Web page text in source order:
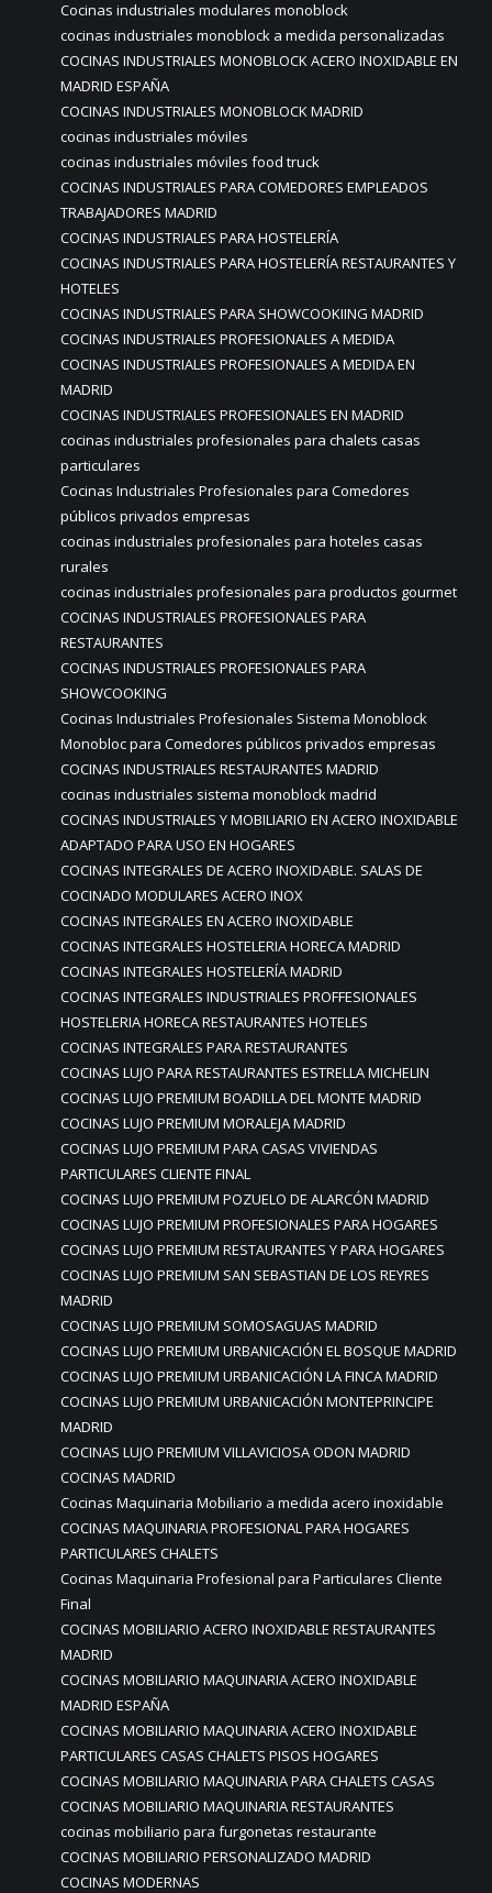
Cocinas industriales modulares monoblock
cocinas industriales monoblock a medida personalizadas
COCINAS INDUSTRIALES MONOBLOCK ACERO INOXIDABLE EN
MADRID ESPAÑA
COCINAS INDUSTRIALES MONOBLOCK MADRID
cocinas industriales móviles
cocinas industriales móviles food truck
COCINAS INDUSTRIALES PARA COMEDORES EMPLEADOS
TRABAJADORES MADRID
COCINAS INDUSTRIALES PARA HOSTELERÍA
COCINAS INDUSTRIALES PARA HOSTELERÍA RESTAURANTES Y
HOTELES
COCINAS INDUSTRIALES PARA SHOWCOOKIING MADRID
COCINAS INDUSTRIALES PROFESIONALES A MEDIDA
COCINAS INDUSTRIALES PROFESIONALES A MEDIDA EN
MADRID
COCINAS INDUSTRIALES PROFESIONALES EN MADRID
cocinas industriales profesionales para chalets casas
particulares
Cocinas Industriales Profesionales para Comedores
públicos privados empresas
cocinas industriales profesionales para hoteles casas
rurales
cocinas industriales profesionales para productos gourmet
COCINAS INDUSTRIALES PROFESIONALES PARA
RESTAURANTES
COCINAS INDUSTRIALES PROFESIONALES PARA
SHOWCOOKING
Cocinas Industriales Profesionales Sistema Monoblock
Monobloc para Comedores públicos privados empresas
COCINAS INDUSTRIALES RESTAURANTES MADRID
cocinas industriales sistema monoblock madrid
COCINAS INDUSTRIALES Y MOBILIARIO EN ACERO INOXIDABLE
ADAPTADO PARA USO EN HOGARES
COCINAS INTEGRALES DE ACERO INOXIDABLE. SALAS DE
COCINADO MODULARES ACERO INOX
COCINAS INTEGRALES EN ACERO INOXIDABLE
COCINAS INTEGRALES HOSTELERIA HORECA MADRID
COCINAS INTEGRALES HOSTELERÍA MADRID
COCINAS INTEGRALES INDUSTRIALES PROFFESIONALES
HOSTELERIA HORECA RESTAURANTES HOTELES
COCINAS INTEGRALES PARA RESTAURANTES
COCINAS LUJO PARA RESTAURANTES ESTRELLA MICHELIN
COCINAS LUJO PREMIUM BOADILLA DEL MONTE MADRID
COCINAS LUJO PREMIUM MORALEJA MADRID
COCINAS LUJO PREMIUM PARA CASAS VIVIENDAS
PARTICULARES CLIENTE FINAL
COCINAS LUJO PREMIUM POZUELO DE ALARCÓN MADRID
COCINAS LUJO PREMIUM PROFESIONALES PARA HOGARES
COCINAS LUJO PREMIUM RESTAURANTES Y PARA HOGARES
COCINAS LUJO PREMIUM SAN SEBASTIAN DE LOS REYRES
MADRID
COCINAS LUJO PREMIUM SOMOSAGUAS MADRID
COCINAS LUJO PREMIUM URBANICACIÓN EL BOSQUE MADRID
COCINAS LUJO PREMIUM URBANICACIÓN LA FINCA MADRID
COCINAS LUJO PREMIUM URBANICACIÓN MONTEPRINCIPE
MADRID
COCINAS LUJO PREMIUM VILLAVICIOSA ODON MADRID
COCINAS MADRID
Cocinas Maquinaria Mobiliario a medida acero inoxidable
COCINAS MAQUINARIA PROFESIONAL PARA HOGARES
PARTICULARES CHALETS
Cocinas Maquinaria Profesional para Particulares Cliente
Final
COCINAS MOBILIARIO ACERO INOXIDABLE RESTAURANTES
MADRID
COCINAS MOBILIARIO MAQUINARIA ACERO INOXIDABLE
MADRID ESPAÑA
COCINAS MOBILIARIO MAQUINARIA ACERO INOXIDABLE
PARTICULARES CASAS CHALETS PISOS HOGARES
COCINAS MOBILIARIO MAQUINARIA PARA CHALETS CASAS
COCINAS MOBILIARIO MAQUINARIA RESTAURANTES
cocinas mobiliario para furgonetas restaurante
COCINAS MOBILIARIO PERSONALIZADO MADRID
COCINAS MODERNAS